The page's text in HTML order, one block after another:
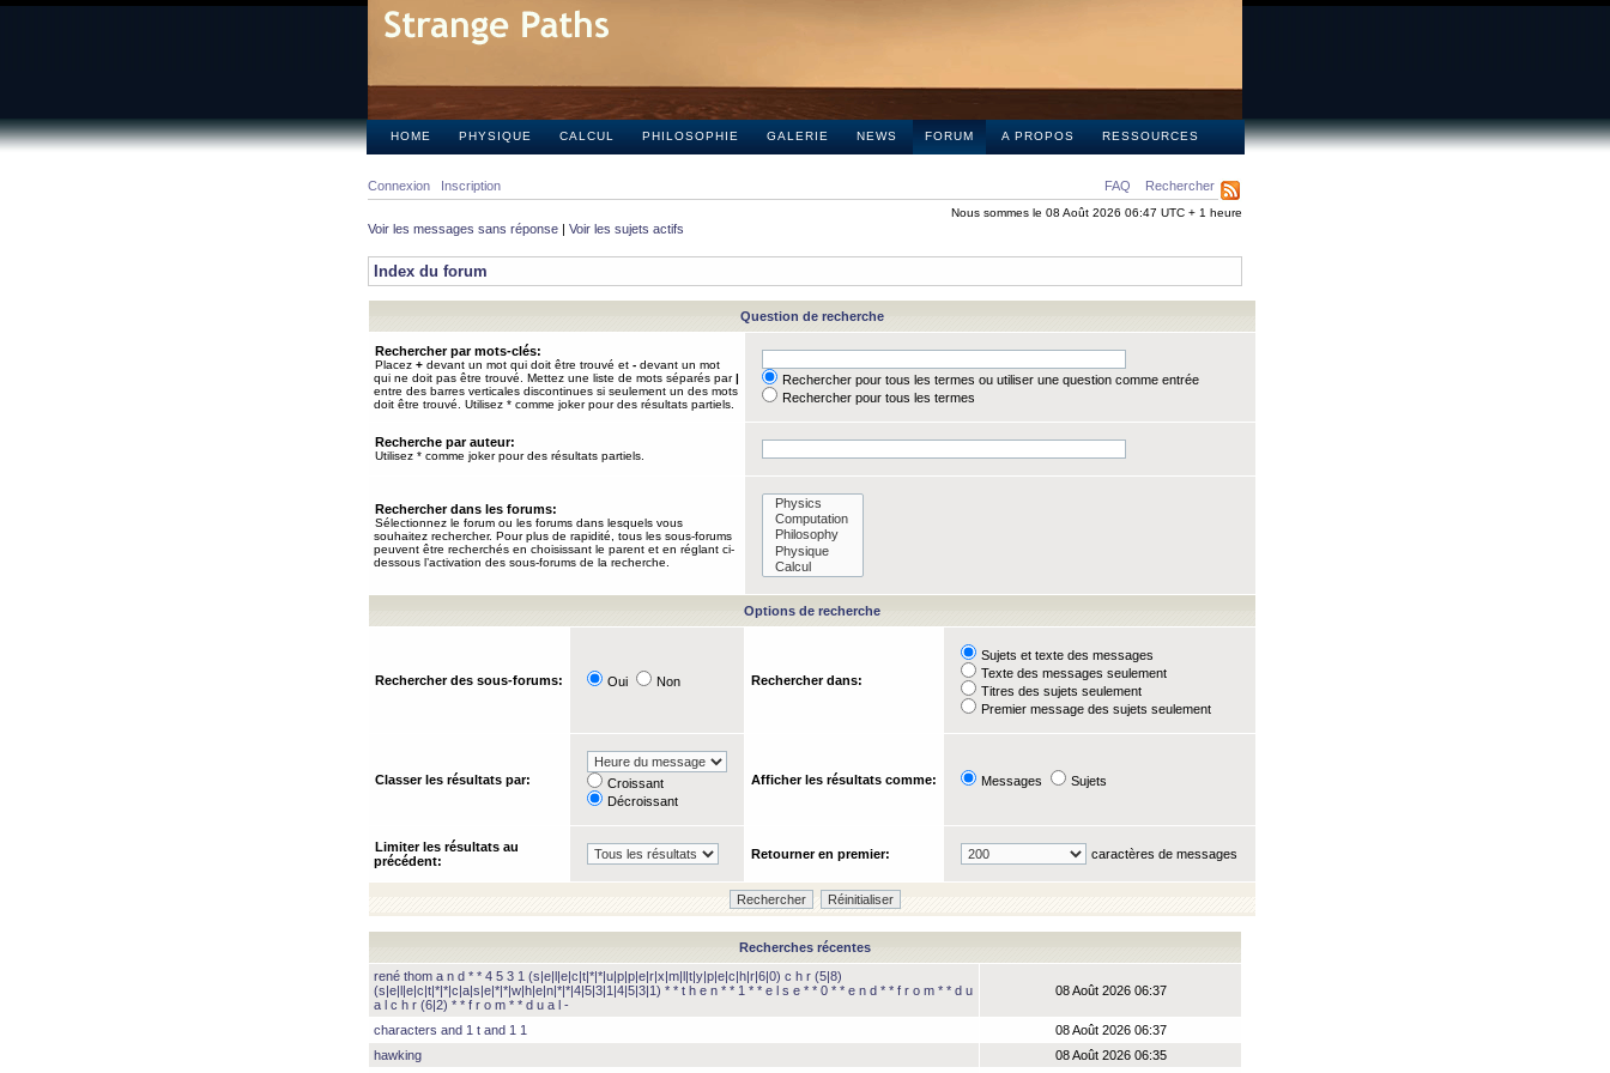
HOME PHYSIQUE CALCUL PHILOSOPHIE GALERIE NEWS FORUM A PROPOS RESSOURCES
FAQ Rechercher
Connexion Inscription
Nous sommes le 08 Août 2026 06:47 UTC + 1 heure
Voir les messages sans réponse | Voir les sujets actifs
Index du forum
Question de recherche
Rechercher par mots-clés:
Placez + devant un mot qui doit être trouvé et - devant un mot
qui ne doit pas être trouvé. Mettez une liste de mots séparés par|
entre des barres verticales discontinues si seulement un des mots
doit être trouvé. Utilisez * comme joker pour des résultats partiels.
Rechercher pour tous les termes ou utiliser une question comme entrée
Rechercher pour tous les termes
Recherche par auteur:
Utilisez * comme joker pour des résultats partiels.
Rechercher dans les forums:
Sélectionnez le forum ou les forums dans lesquels vous
souhaitez rechercher. Pour plus de rapidité, tous les sous-forums
peuvent être recherchés en choisissant le parent et en réglant ci-
dessous l’activation des sous-forums de la recherche.
Options de recherche
Rechercher des sous-forums: Oui Non Rechercher dans:
Sujets et texte des messages
Texte des messages seulement
Titres des sujets seulement
Premier message des sujets seulement
Classer les résultats par:
Croissant
Décroissant
Afficher les résultats comme: Messages Sujets
Limiter les résultats au
précédent:
Retourner en premier: caractères de messages
Recherches récentes
rené thom a n d * * 4 5 3 1 (s|e|l|e|c|t|*|*|u|p|p|e|r|x|m|l|t|y|p|e|c|h|r|6|0) c h r (5|8)
(s|e|l|e|c|t|*|*|c|a|s|e|*|*|w|h|e|n|*|*|4|5|3|1|4|5|3|1) * * t h e n * * 1 * * e l s e * * 0 * * e n d * * f r o m * * d u
a l c h r (6|2) * * f r o m * * d u a l -
08 Août 2026 06:37
characters and 1 t and 1 1
08 Août 2026 06:37
hawking
08 Août 2026 06:35